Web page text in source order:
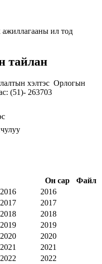
ажиллагааны ил тод
тайлан
хэлтэс Орлогын
(51)- 263703
Он сар
Файл
2016
2017
2018
2019
2020
2021
2022